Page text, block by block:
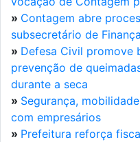
» Contagem abre
subsecretário de
» Defesa Civil promove
prevenção de
durante a seca
» Segurança,
com empresários
» Prefeitura reforça